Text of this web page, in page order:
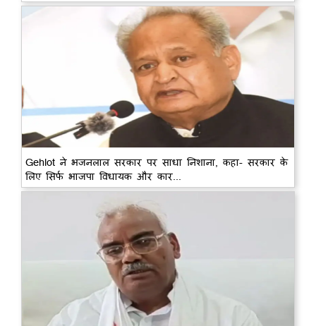
Gehlot ने भजनलाल सरकार पर साधा निशाना, कहा- सरकार के
लिए सिर्फ भाजपा विधायक और कार...